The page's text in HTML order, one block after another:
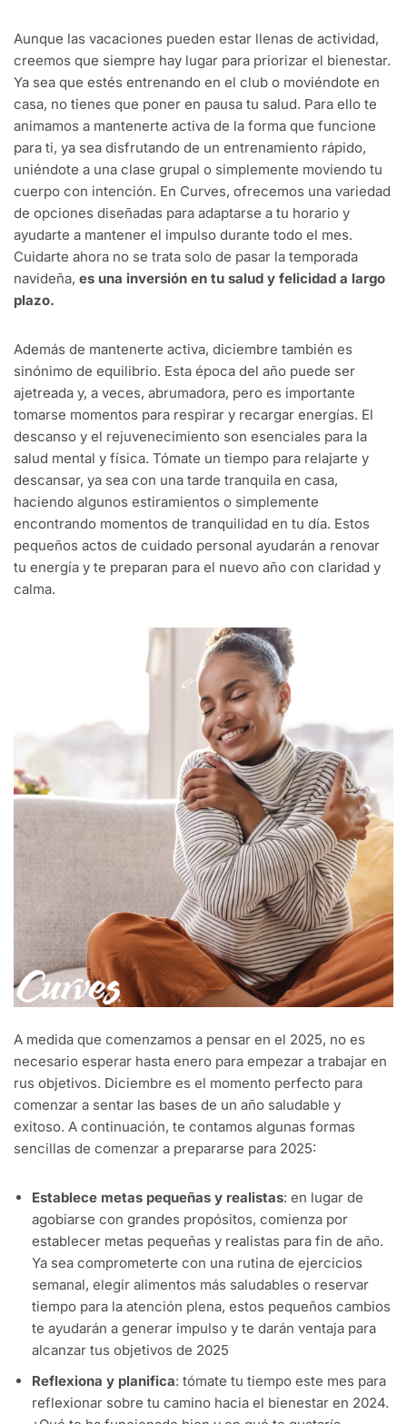
Aunque las vacaciones pueden estar llenas de actividad,
creemos que siempre hay lugar para priorizar el bienestar.
Ya sea que estés entrenando en el club o moviéndote en
casa, no tienes que poner en pausa tu salud. Para ello te
animamos a mantenerte activa de la forma que funcione
para ti, ya sea disfrutando de un entrenamiento rápido,
uniéndote a una clase grupal o simplemente moviendo tu
cuerpo con intención. En Curves, ofrecemos una variedad
de opciones diseñadas para adaptarse a tu horario y
ayudarte a mantener el impulso durante todo el mes.
Cuidarte ahora no se trata solo de pasar la temporada
navideña, es una inversión en tu salud y felicidad a largo
plazo.
Además de mantenerte activa, diciembre también es
sinónimo de equilibrio. Esta época del año puede ser
ajetreada y, a veces, abrumadora, pero es importante
tomarse momentos para respirar y recargar energías. El
descanso y el rejuvenecimiento son esenciales para la
salud mental y física. Tómate un tiempo para relajarte y
descansar, ya sea con una tarde tranquila en casa,
haciendo algunos estiramientos o simplemente
encontrando momentos de tranquilidad en tu día. Estos
pequeños actos de cuidado personal ayudarán a renovar
tu energía y te preparan para el nuevo año con claridad y
calma.
A medida que comenzamos a pensar en el 2025, no es
necesario esperar hasta enero para empezar a trabajar en
rus objetivos. Diciembre es el momento perfecto para
comenzar a sentar las bases de un año saludable y
exitoso. A continuación, te contamos algunas formas
sencillas de comenzar a prepararse para 2025:
Establece metas pequeñas y realistas: en lugar de
agobiarse con grandes propósitos, comienza por
establecer metas pequeñas y realistas para fin de año.
Ya sea comprometerte con una rutina de ejercicios
semanal, elegir alimentos más saludables o reservar
tiempo para la atención plena, estos pequeños cambios
te ayudarán a generar impulso y te darán ventaja para
alcanzar tus objetivos de 2025
Reflexiona y planifica: tómate tu tiempo este mes para
reflexionar sobre tu camino hacia el bienestar en 2024.